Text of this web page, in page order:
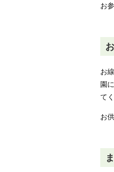
お
お
園
て
お